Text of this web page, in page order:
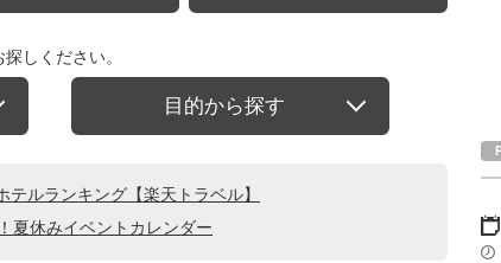
しください。
目的から探す
ルランキング【楽天トラベル】
夏休みイベントカレンダー